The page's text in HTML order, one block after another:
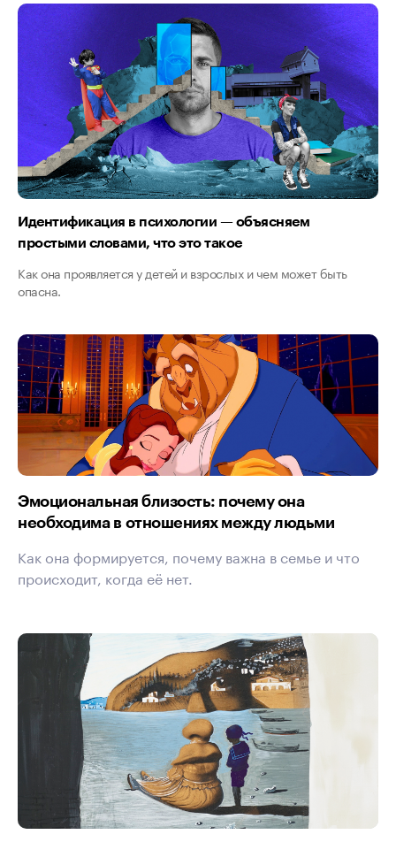
Идентификация в психологии — объясняем
простыми словами, что это такое
Как она проявляется у детей и взрослых и чем может быть
опасна.
Эмоциональная близость: почему она
необходима в отношениях между людьми
Как она формируется, почему важна в семье и что
происходит, когда её нет.